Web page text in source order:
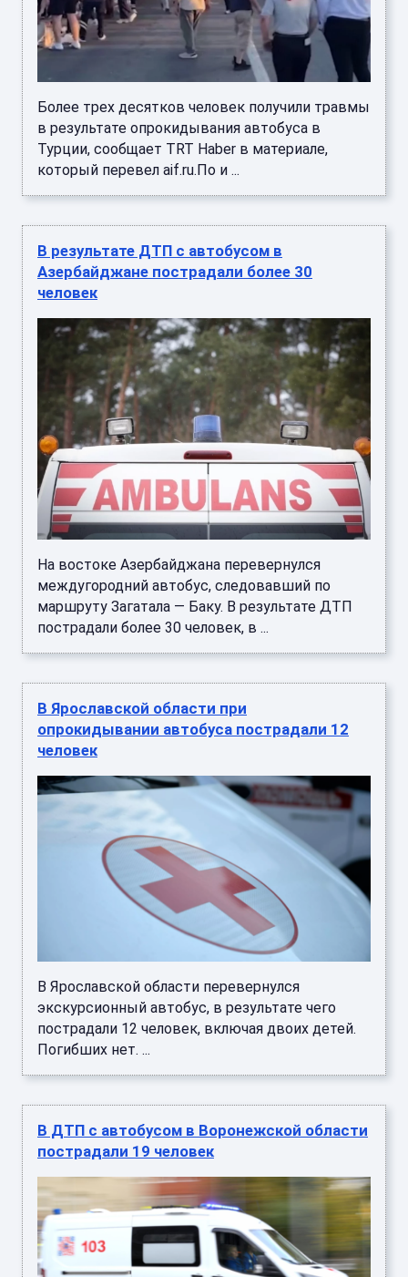
Более трех десятков человек получили травмы
в результате опрокидывания автобуса в
Турции, сообщает TRT Haber в материале,
который перевел aif.ru.По и ...
В результате ДТП с автобусом в
Азербайджане пострадали более 30
человек
На востоке Азербайджана перевернулся
междугородний автобус, следовавший по
маршруту Загатала — Баку. В результате ДТП
пострадали более 30 человек, в ...
В Ярославской области при
опрокидывании автобуса пострадали 12
человек
В Ярославской области перевернулся
экскурсионный автобус, в результате чего
пострадали 12 человек, включая двоих детей.
Погибших нет. ...
В ДТП с автобусом в Воронежской области
пострадали 19 человек